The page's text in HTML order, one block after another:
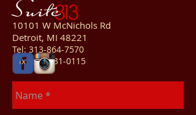
10101 W McNichols Rd
Detroit, MI 48221
Tel: 313-864-7570
Fax: 313-731-0115